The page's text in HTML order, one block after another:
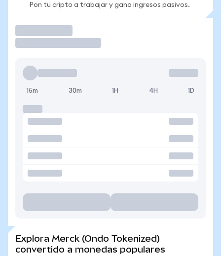
Pon tu cripto a trabajar y gana ingresos pasivos.
15m 30m 1H 4H 1D
Explora Merck (Ondo Tokenized)
convertido a monedas populares